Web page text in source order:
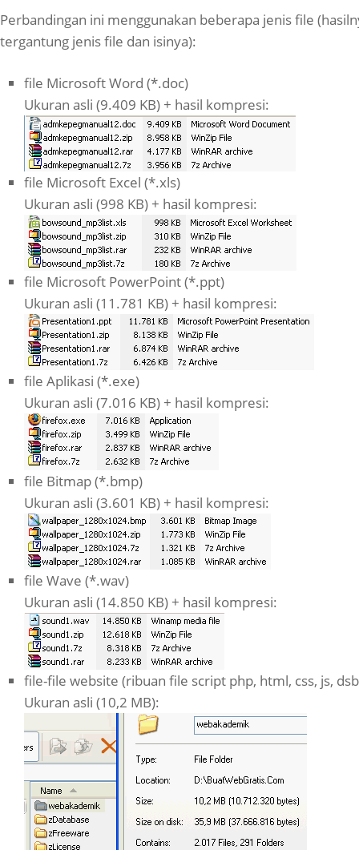
Perbandingan ini menggunakan beberapa jenis file
tergantung jenis file dan isinya):
file Microsoft Word (*.doc)
Ukuran asli (9.409 KB) + hasil kompresi:
file Microsoft Excel (*.xls)
Ukuran asli (998 KB) + hasil kompresi:
file Microsoft PowerPoint (*.ppt)
Ukuran asli (11.781 KB) + hasil kompresi:
file Aplikasi (*.exe)
Ukuran asli (7.016 KB) + hasil kompresi:
file Bitmap (*.bmp)
Ukuran asli (3.601 KB) + hasil kompresi:
file Wave (*.wav)
Ukuran asli (14.850 KB) + hasil kompresi:
file-file website (ribuan file script php, html, css, js,
Ukuran asli (10,2 MB):